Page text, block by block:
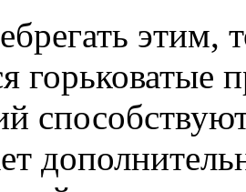
этим,
горьковатые